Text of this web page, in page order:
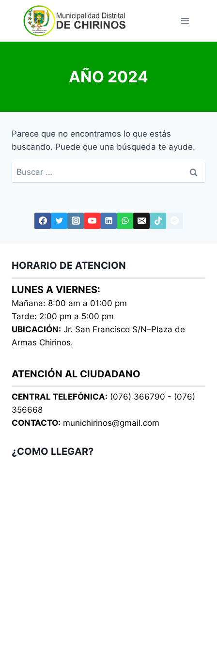
contenido
AÑO 2024
Parece que no encontramos lo que estás
buscando. Puede que una búsqueda te ayude.
Buscar:
HORARIO DE ATENCION
LUNES A VIERNES:
Mañana: 8:00 am a 01:00 pm
Tarde: 2:00 pm a 5:00 pm
UBICACIÓN: Jr. San Francisco S/N–Plaza de
Armas Chirinos.
ATENCIÓN AL CIUDADANO
CENTRAL TELEFÓNICA: (076) 366790 - (076)
356668
CONTACTO: munichirinos@gmail.com
¿COMO LLEGAR?